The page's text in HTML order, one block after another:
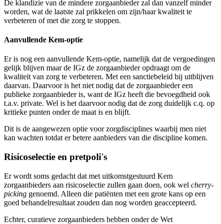
De klandizie van de mindere zorgaanbieder zal dan vanzelf minder
worden, wat de laatste zal prikkelen om zijn/haar kwaliteit te
verbeteren of met die zorg te stoppen.
Aanvullende Kem-optie
Er is nog een aanvullende Kem-optie, namelijk dat de vergoedingen
gelijk blijven maar de IGz de zorgaanbieder opdraagt om de
kwaliteit van zorg te verbeteren. Met een sanctiebeleid bij uitblijven
daarvan. Daarvoor is het niet nodig dat de zorgaanbieder een
publieke zorgaanbieder is, want de IGz heeft die bevoegdheid ook
t.a.v. private. Wel is het daarvoor nodig dat de zorg duidelijk c.q. op
kritieke punten onder de maat is en blijft.
Dit is de aangewezen optie voor zorgdisciplines waarbij men niet
kan wachten totdat er betere aanbieders van die discipline komen.
Risicoselectie en pretpoli's
Er wordt soms gedacht dat met uitkomstgestuurd Kem
zorgaanbieders aan risicoselectie zullen gaan doen, ook wel cherry-
picking genoemd. Alleen die patiënten met een grote kans op een
goed behandelresultaat zouden dan nog worden geaccepteerd.
Echter, curatieve zorgaanbieders hebben onder de Wet